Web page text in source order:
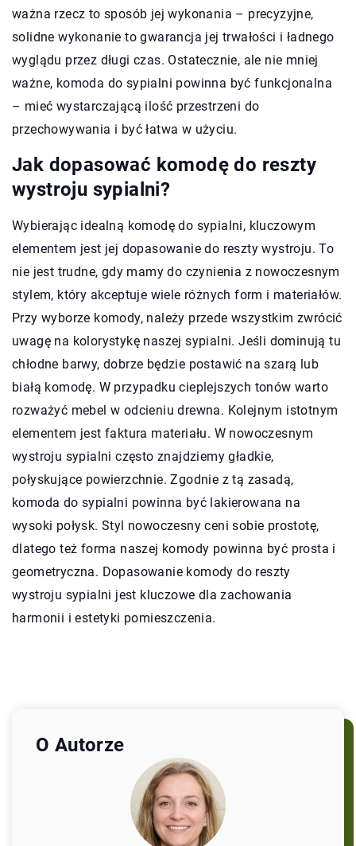
ważna rzecz to sposób jej wykonania – precyzyjne,
solidne wykonanie to gwarancja jej trwałości i ładnego
wyglądu przez długi czas. Ostatecznie, ale nie mniej
ważne, komoda do sypialni powinna być funkcjonalna
– mieć wystarczającą ilość przestrzeni do
przechowywania i być łatwa w użyciu.
Jak dopasować komodę do reszty
wystroju sypialni?
Wybierając idealną komodę do sypialni, kluczowym
elementem jest jej dopasowanie do reszty wystroju. To
nie jest trudne, gdy mamy do czynienia z nowoczesnym
stylem, który akceptuje wiele różnych form i materiałów.
Przy wyborze komody, należy przede wszystkim zwrócić
uwagę na kolorystykę naszej sypialni. Jeśli dominują tu
chłodne barwy, dobrze będzie postawić na szarą lub
białą komodę. W przypadku cieplejszych tonów warto
rozważyć mebel w odcieniu drewna. Kolejnym istotnym
elementem jest faktura materiału. W nowoczesnym
wystroju sypialni często znajdziemy gładkie,
połyskujące powierzchnie. Zgodnie z tą zasadą,
komoda do sypialni powinna być lakierowana na
wysoki połysk. Styl nowoczesny ceni sobie prostotę,
dlatego też forma naszej komody powinna być prosta i
geometryczna. Dopasowanie komody do reszty
wystroju sypialni jest kluczowe dla zachowania
harmonii i estetyki pomieszczenia.
O Autorze